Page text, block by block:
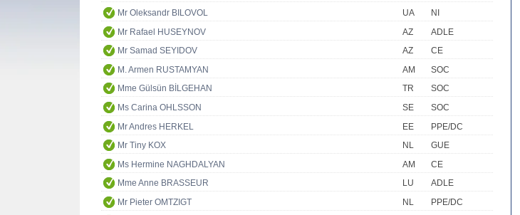
Mr Oleksandr BILOVOL
UA
NI
Mr Rafael HUSEYNOV
AZ
ADLE
Mr Samad SEYIDOV
AZ
CE
M. Armen RUSTAMYAN
AM
SOC
Mme Gülsün BİLGEHAN
TR
SOC
Ms Carina OHLSSON
SE
SOC
Mr Andres HERKEL
EE
PPE/DC
Mr Tiny KOX
NL
GUE
Ms Hermine NAGHDALYAN
AM
CE
Mme Anne BRASSEUR
LU
ADLE
Mr Pieter OMTZIGT
NL
PPE/DC